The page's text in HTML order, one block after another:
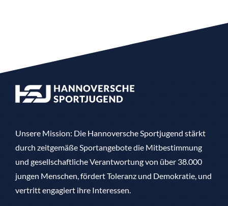
Unsere Mission: Die Hannoversche Sportjugend stärkt
durch zeitgemäße Sportangebote die Mitbestimmung
und gesellschaftliche Verantwortung von über 38.000
jungen Menschen, fördert Toleranz und Demokratie, und
vertritt engagiert ihre Interessen.